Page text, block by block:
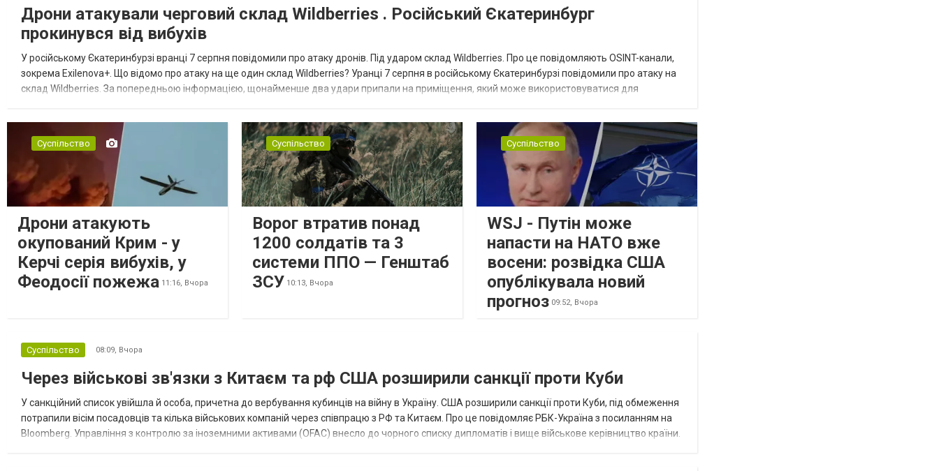
Дрони атакували черговий склад Wildberries . Російський Єкатеринбург
прокинувся від вибухів
У російському Єкатеринбурзі вранці 7 серпня повідомили про атаку дронів. Під ударом склад Wildberries. Про це повідомляють OSINT-канали,
зокрема Exilenova+. Що відомо про атаку на ще один склад Wildberries? Уранці 7 серпня в російському Єкатеринбурзі повідомили про атаку на
склад Wildberries. За попередньою інформацією, щонайменше два удари припали на приміщення, який може використовуватися для
Суспільство
Дрони атакують
окупований Крим - у
Керчі серія вибухів, у
Феодосії пожежа 11:16, Вчора
Суспільство
Ворог втратив понад
1200 солдатів та 3
системи ППО — Генштаб
ЗСУ 10:13, Вчора
Суспільство
WSJ - Путін може
напасти на НАТО вже
восени: розвідка США
опублікувала новий
прогноз 09:52, Вчора
Суспільство 08:09, Вчора
Через військові зв'язки з Китаєм та рф США розширили санкції проти Куби
У санкційний список увійшла й особа, причетна до вербування кубинців на війну в Україну. США розширили санкції проти Куби, під обмеження
потрапили вісім посадовців та кілька військових компаній через співпрацю з РФ та Китаєм. Про це повідомляє РБК-Україна з посиланням на
Bloomberg. Управління з контролю за іноземними активами (OFAC) внесло до чорного списку дипломатів і вище військове керівництво країни.